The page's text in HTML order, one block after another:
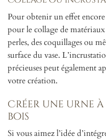
Pour obtenir un effet
pour le collage de
perles, des coquillages ou
surface du vase.
précieuses peut également
votre création.
Créer une urne à
bois
Si vous aimez l’idée